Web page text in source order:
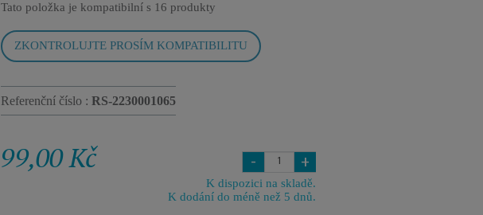
Tato položka je kompatibilní s 16 produkty
ZKONTROLUJTE PROSÍM KOMPATIBILITU
Referenční číslo : RS-2230001065
99,00 Kč - +
K dispozici na skladě.
K dodání do méně než 5 dnů.